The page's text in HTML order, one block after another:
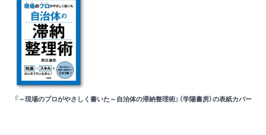
『～現場のプロがやさしく書いた～自治体の滞納整理術』（学陽書房）の表紙カバー